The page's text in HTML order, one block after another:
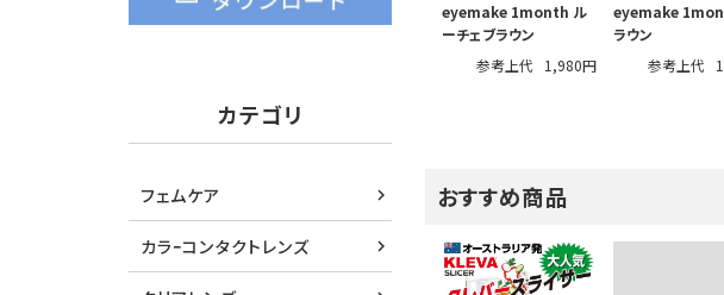
eyemake 1month ル
ーチェブラウン
参考上代
1,980円
eyemake
ラウン
参考上代
おすすめ商品
カテゴリ
フェムケア
カラｰコンタクトレンズ